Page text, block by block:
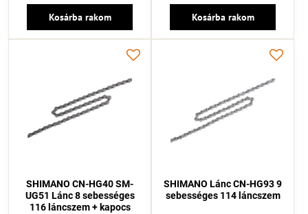
Kosárba rakom Kosárba rakom
SHIMANO CN-HG40 SM-
UG51 Lánc 8 sebességes
116 láncszem + kapocs
SHIMANO Lánc CN-HG93 9
sebességes 114 láncszem